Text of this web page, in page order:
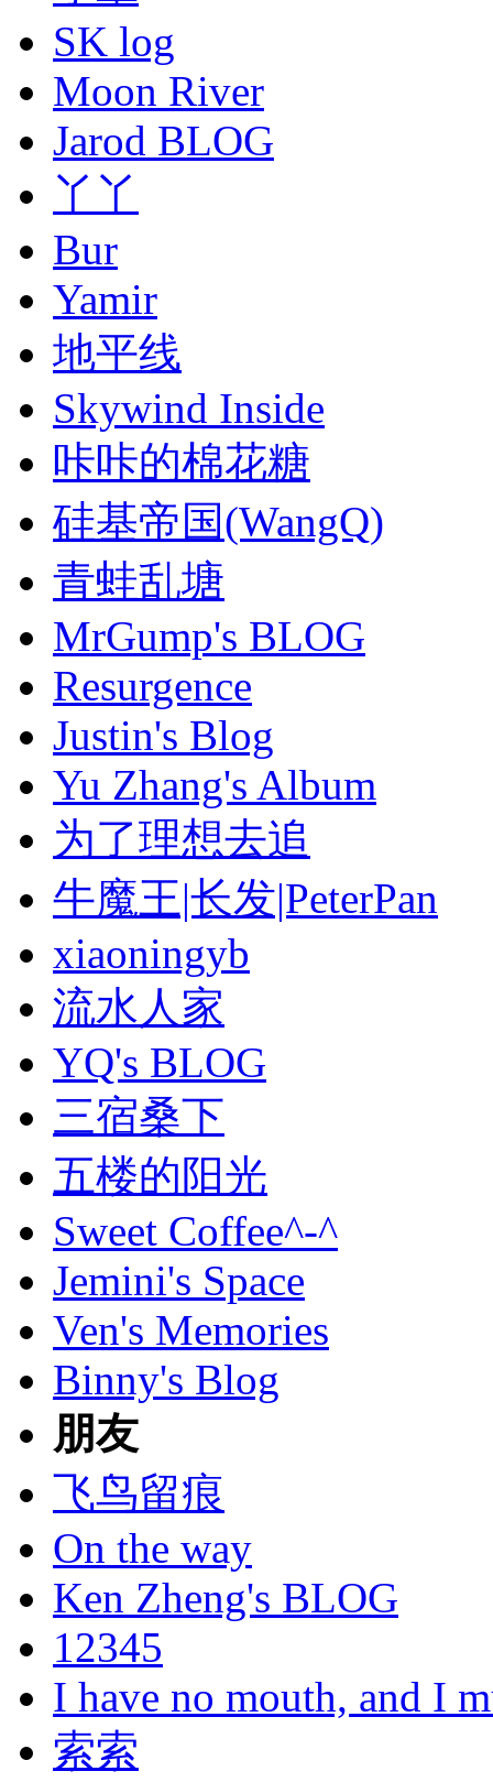
SK log
Moon River
Jarod BLOG
丫丫
Bur
Yamir
地平线
Skywind Inside
咔咔的棉花糖
硅基帝国(WangQ)
青蛙乱塘
MrGump's BLOG
Resurgence
Justin's Blog
Yu Zhang's Album
为了理想去追
牛魔王|长发|PeterPan
xiaoningyb
流水人家
YQ's BLOG
三宿桑下
五楼的阳光
Sweet Coffee^-^
Jemini's Space
Ven's Memories
Binny's Blog
朋友
飞鸟留痕
On the way
Ken Zheng's BLOG
12345
I have no mouth, and I
索索